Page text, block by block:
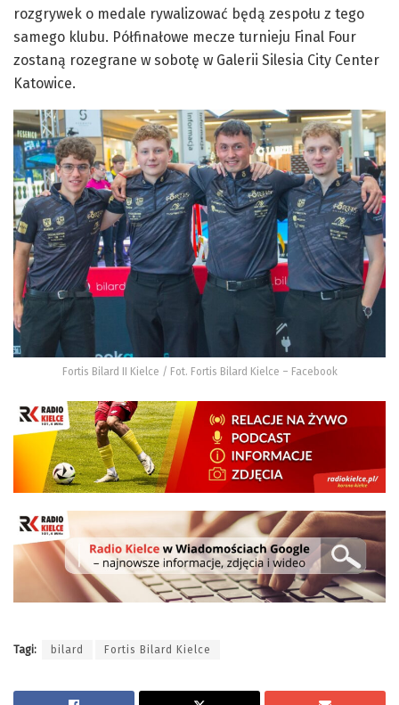
rozgrywek o medale rywalizować będą zespołu z tego
samego klubu. Półfinałowe mecze turnieju Final Four
zostaną rozegrane w sobotę w Galerii Silesia City Center
Katowice.
Fortis Bilard II Kielce / Fot. Fortis Bilard Kielce – Facebook
Tagi: bilard Fortis Bilard Kielce